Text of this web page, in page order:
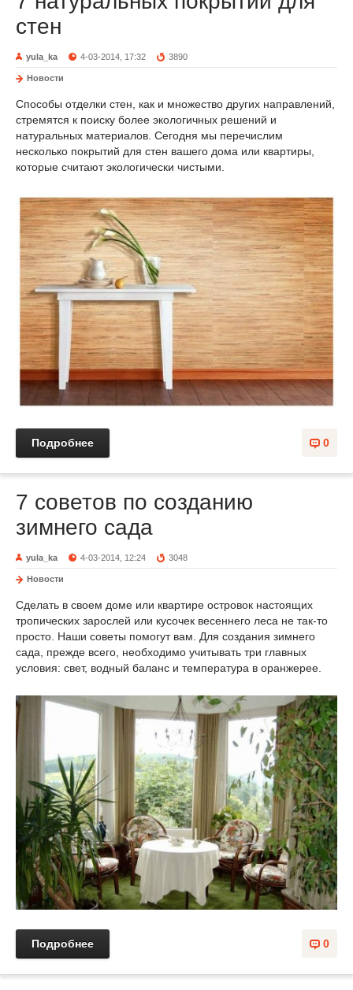
стен
yula_ka 4-03-2014, 17:32 3890
Новости
Способы отделки стен, как и множество других направлений,
стремятся к поиску более экологичных решений и
натуральных материалов. Сегодня мы перечислим
несколько покрытий для стен вашего дома или квартиры,
которые считают экологически чистыми.
0
Подробнее
7 советов по созданию
зимнего сада
yula_ka 4-03-2014, 12:24 3048
Новости
Сделать в своем доме или квартире островок настоящих
тропических зарослей или кусочек весеннего леса не так-то
просто. Наши советы помогут вам. Для создания зимнего
сада, прежде всего, необходимо учитывать три главных
условия: свет, водный баланс и температура в оранжерее.
0
Подробнее